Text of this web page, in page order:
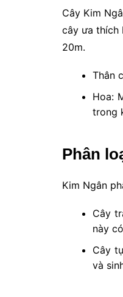
Cây Kim
cây ưa thích
20m.
Thân
Hoa:
trong
Phân
Kim Ngân
Cây
này
Cây
và